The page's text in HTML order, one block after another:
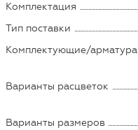
Комплектация
Тип поставки
Комплектующие/арматура
Варианты расцветок
Варианты размеров